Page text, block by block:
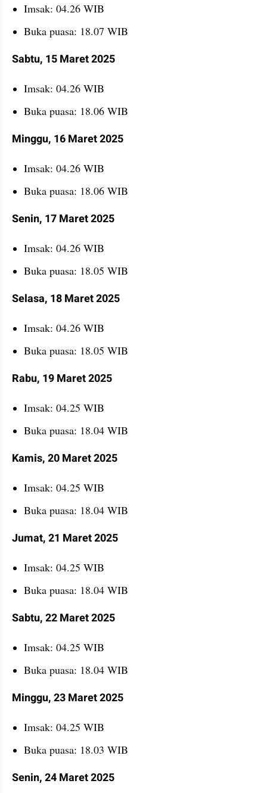
Imsak: 04.26 WIB
Buka puasa: 18.07 WIB
Sabtu, 15 Maret 2025
Imsak: 04.26 WIB
Buka puasa: 18.06 WIB
Minggu, 16 Maret 2025
Imsak: 04.26 WIB
Buka puasa: 18.06 WIB
Senin, 17 Maret 2025
Imsak: 04.26 WIB
Buka puasa: 18.05 WIB
Selasa, 18 Maret 2025
Imsak: 04.26 WIB
Buka puasa: 18.05 WIB
Rabu, 19 Maret 2025
Imsak: 04.25 WIB
Buka puasa: 18.04 WIB
Kamis, 20 Maret 2025
Imsak: 04.25 WIB
Buka puasa: 18.04 WIB
Jumat, 21 Maret 2025
Imsak: 04.25 WIB
Buka puasa: 18.04 WIB
Sabtu, 22 Maret 2025
Imsak: 04.25 WIB
Buka puasa: 18.04 WIB
Minggu, 23 Maret 2025
Imsak: 04.25 WIB
Buka puasa: 18.03 WIB
Senin, 24 Maret 2025